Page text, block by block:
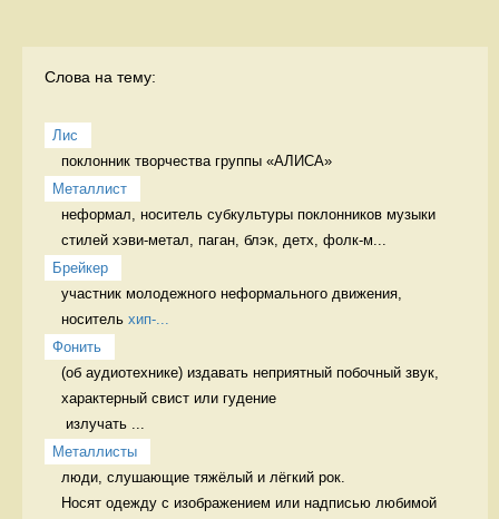
Слова на тему:
Лис
поклонник творчества группы «АЛИСА»
Металлист
неформал, носитель субкультуры поклонников музыки
стилей хэви-метал, паган, блэк, детх, фолк-м...
Брейкер
участник молодежного неформального движения,
носитель хип-...
Фонить
(об аудиотехнике) издавать неприятный побочный звук,
характерный свист или гудение
излучать ...
Металлисты
люди, слушающие тяжёлый и лёгкий рок.
Носят одежду с изображением или надписью любимой